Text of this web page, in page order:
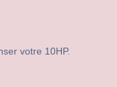
votre 10HP.